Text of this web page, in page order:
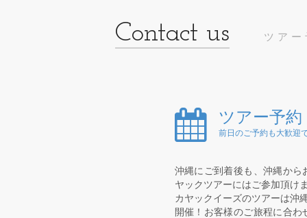
ツア
ツアー予約
前日のご予約も大歓迎
沖縄にご到着後も、沖縄から
ヤックツアーにはご参加頂け
カヤックイーズのツアーは沖
開催！お客様のご旅程に合わ